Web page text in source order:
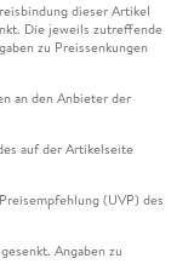
dieser Artikel
Die jeweils zutreffende
zu Preissenkungen
an den Anbieter der
auf der Artikelseite
(UVP) des
Angaben zu